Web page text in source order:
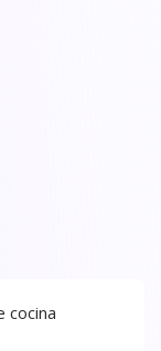
cocina